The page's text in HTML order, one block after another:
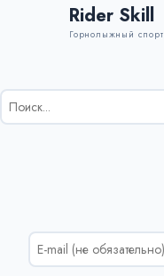
Rider Skill
Горнолыжный спорт
Результаты
поиска